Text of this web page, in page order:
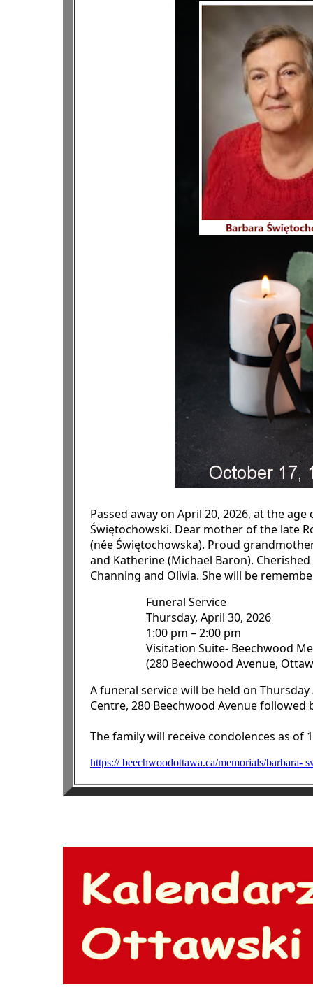
Passed away on April 20, 2026, at the
Świętochowski. Dear mother of the late
(née Świętochowska). Proud
and Katherine (Michael Baron).
Channing and Olivia. She will be
Funeral Service
Thursday, April 30, 2026
1:00 pm – 2:00 pm
Visitation Suite- Beechwood
(280 Beechwood Avenue,
A funeral service will be held on
Centre, 280 Beechwood Avenue
The family will receive condolences as of
https:// beechwoodottawa.ca/memorials/barbara-